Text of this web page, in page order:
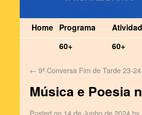
Home Programa
60+
60+
← 9ª Conversa Fim de Tarde 23-24
Música e Poesia
Posted on 14 de Junho de 2024by